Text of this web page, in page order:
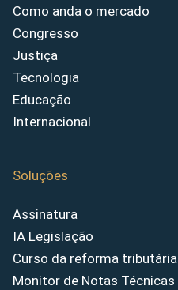
Como anda o mercado
Congresso
Justiça
Tecnologia
Educação
Internacional
Soluções
Assinatura
IA Legislação
Curso da reforma tributária
Monitor de Notas Técnicas